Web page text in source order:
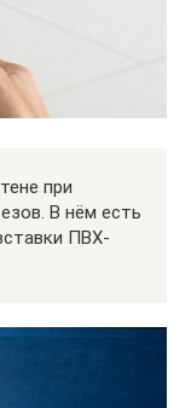
при
В нём есть
ПВХ-